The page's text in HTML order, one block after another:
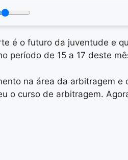
é o futuro da juventude e
período de 15 a 17 deste
na área da arbitragem
o curso de arbitragem.